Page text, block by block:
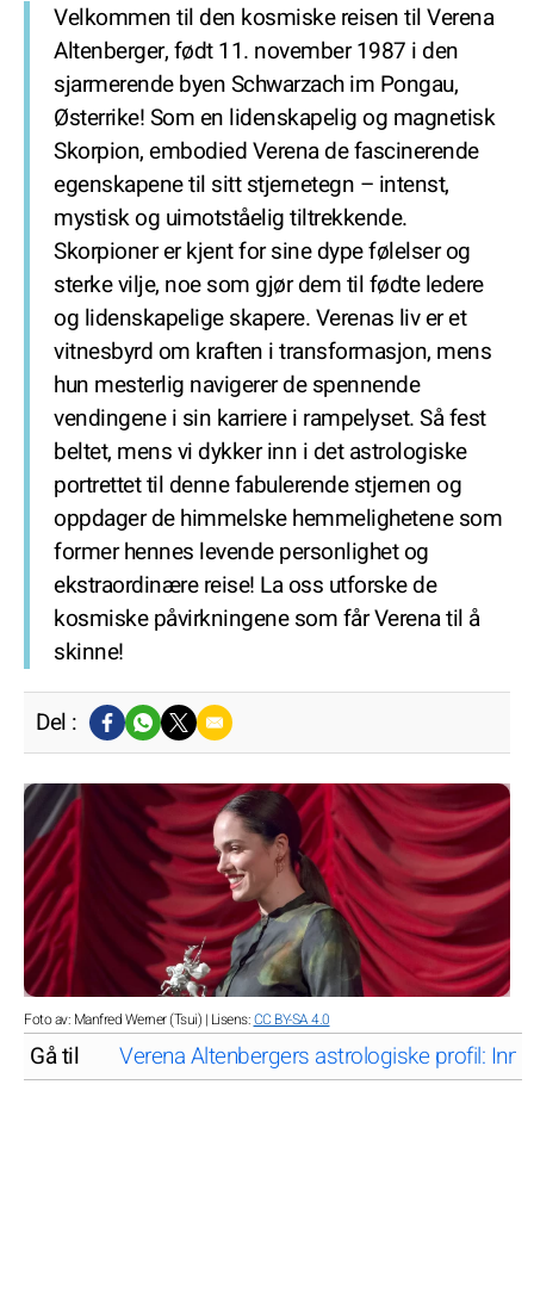
Velkommen til den kosmiske reisen til Verena
Altenberger, født 11. november 1987 i den
sjarmerende byen Schwarzach im Pongau,
Østerrike! Som en lidenskapelig og magnetisk
Skorpion, embodied Verena de fascinerende
egenskapene til sitt stjernetegn – intenst,
mystisk og uimotståelig tiltrekkende.
Skorpioner er kjent for sine dype følelser og
sterke vilje, noe som gjør dem til fødte ledere
og lidenskapelige skapere. Verenas liv er et
vitnesbyrd om kraften i transformasjon, mens
hun mesterlig navigerer de spennende
vendingene i sin karriere i rampelyset. Så fest
beltet, mens vi dykker inn i det astrologiske
portrettet til denne fabulerende stjernen og
oppdager de himmelske hemmelighetene som
former hennes levende personlighet og
ekstraordinære reise! La oss utforske de
kosmiske påvirkningene som får Verena til å
skinne!
Del :
Foto av: Manfred Werner (Tsui) | Lisens:CC BY-SA 4.0
Gå til Verena Altenbergers astrologiske profil: